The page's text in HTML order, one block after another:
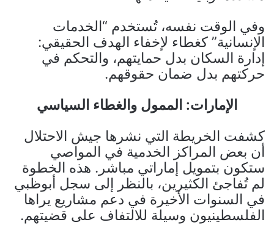
وفي الوقت نفسه، تُستخدم “الخدمات
الإنسانية” كغطاء لإخفاء الهدف الحقيقي:
إدارة السكان بدل حمايتهم، والتحكم في
حركتهم بدل ضمان حقوقهم.
الإمارات: الممول والغطاء السياسي
كشفت الخريطة التي نشرها جيش الاحتلال
أن بعض المراكز الخدمية في المواصي
ستكون بتمويل إماراتي مباشر. هذه الخطوة
لم تُفاجئ الكثيرين، بالنظر إلى سجل أبوظبي
في السنوات الأخيرة في دعم مشاريع يراها
الفلسطينيون وسيلة للالتفاف على قضيتهم.